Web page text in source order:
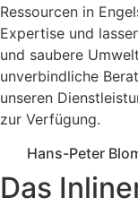
Ressourcen in
Expertise und
und saubere
unverbindliche
unseren
zur Verfügung.
Hans-Peter
Das